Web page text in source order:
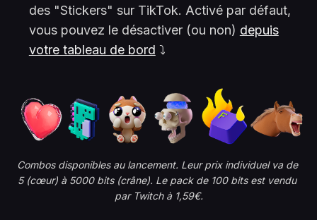
des "Stickers" sur TikTok. Activé par défaut,
vous pouvez le désactiver (ou non) depuis
votre tableau de bord ⤵️
Combos disponibles au lancement. Leur prix individuel va de
5 (cœur) à 5000 bits (crâne). Le pack de 100 bits est vendu
par Twitch à 1,59€.